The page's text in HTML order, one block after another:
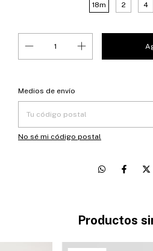
18m 2 4
Entregas para el CP:
Medios de envío
No sé mi código postal
Productos